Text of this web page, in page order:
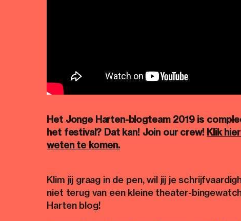
Het Jonge Harten-blogteam 2019 is
het festival? Dat kan! Join our crew! Klik
weten te komen.
Klim jij graag in de pen, wil jij je
niet terug van een kleine theater-
Harten blog!